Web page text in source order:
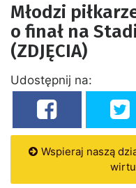
Młodzi
o finał na
(ZDJĘCIA)
Udostępnij na:
Wspieraj naszą